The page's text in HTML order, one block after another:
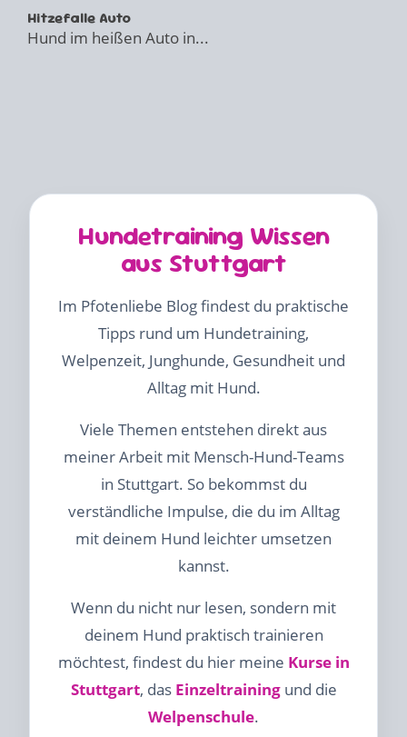
Hitzefalle Auto
Hund im heißen Auto in...
Hundetraining Wissen
aus Stuttgart
Im Pfotenliebe Blog findest du praktische
Tipps rund um Hundetraining,
Welpenzeit, Junghunde, Gesundheit und
Alltag mit Hund.
Viele Themen entstehen direkt aus
meiner Arbeit mit Mensch-Hund-Teams
in Stuttgart. So bekommst du
verständliche Impulse, die du im Alltag
mit deinem Hund leichter umsetzen
kannst.
Wenn du nicht nur lesen, sondern mit
deinem Hund praktisch trainieren
möchtest, findest du hier meine Kurse in
Stuttgart, das Einzeltrainingund die
Welpenschule.